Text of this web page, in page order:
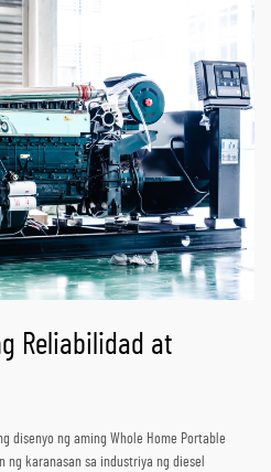
Reliabilidad at
disenyo ng aming Whole Home Portable
ng karanasan sa industriya ng diesel